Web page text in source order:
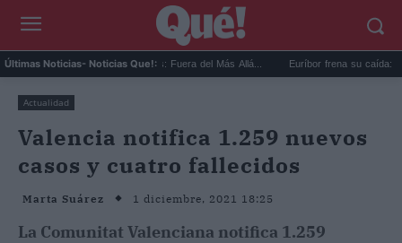
Últimas Noticias- Noticias Que!:
El nuevo tráiler de 'Insidious: Fuera del Más Allá... Euríbor frena su caída:
Actualidad
Valencia notifica 1.259 nuevos
casos y cuatro fallecidos
Marta Suárez 1 diciembre, 2021 18:25
La Comunitat Valenciana notifica 1.259